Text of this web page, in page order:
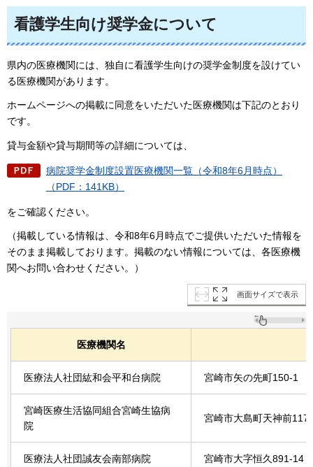
看護学生向け奨学金について
県内の医療機関には、独自に看護学生向けの奨学金制度を設けてい
る医療機関があります。
ホームページへの掲載に同意をいただいた医療機関は下記のとおり
です。
貸与金額や貸与期間等の詳細については、
病院奨学金制度設置医療機関一覧（令和8年6月時点）
（PDF：141KB）
をご確認ください。
（掲載している情報は、令和8年6月時点でご提供いただいた情報を
そのまま掲載しております。掲載のない情報については、各医療機
関へお問い合わせください。）
画面サイズで表示
医療機関名
医療法人社団紘和会平和台病院 宮崎市矢の先町150-1
宮崎医療生活協同組合宮崎生協病
院
宮崎市大島町天神前
医療法人社団誠友会南部病院 宮崎市大字恒久891-14